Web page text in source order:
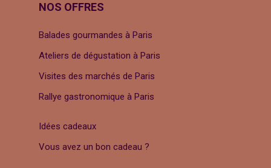
NOS OFFRES
Balades gourmandes à Paris
Ateliers de dégustation à Paris
Visites des marchés de Paris
Rallye gastronomique à Paris
Idées cadeaux
Vous avez un bon cadeau ?